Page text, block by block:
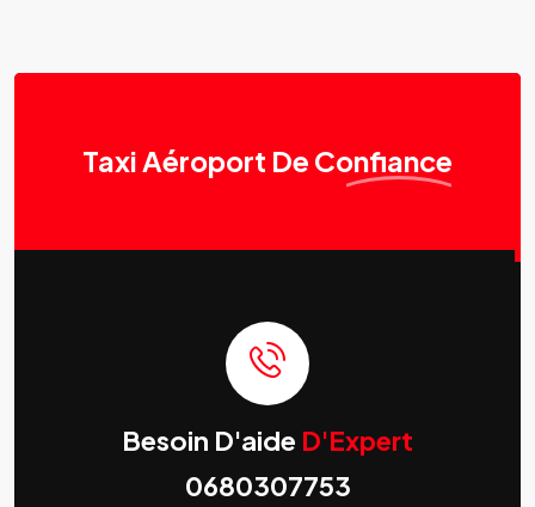
Taxi Aéroport De Confiance
Besoin D'aide D'Expert
0680307753